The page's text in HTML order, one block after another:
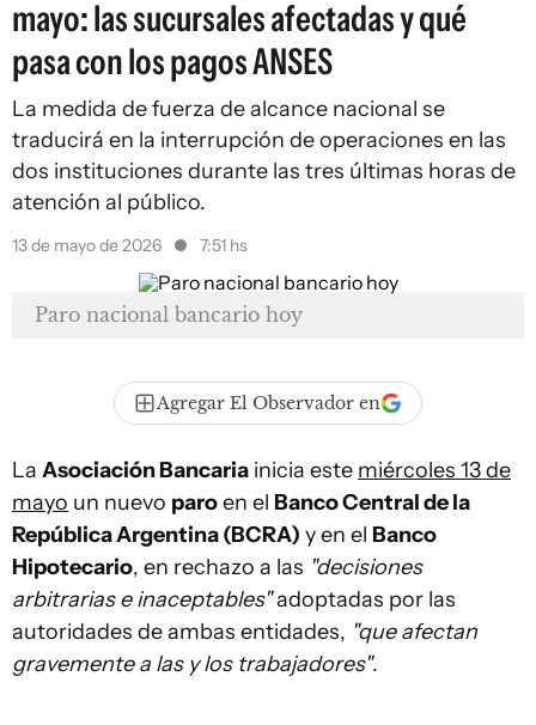
mayo: las sucursales afectadas y qué
pasa con los pagos ANSES
La medida de fuerza de alcance nacional se
traducirá en la interrupción de operaciones en las
dos instituciones durante las tres últimas horas de
atención al público.
13 de mayo de 2026 7:51 hs
Paro nacional bancario hoy
Agregar El Observador en
La Asociación Bancaria inicia este miércoles 13 de
mayo un nuevo paroen el Banco Central de la
República Argentina (BCRA) y en el Banco
Hipotecario, en rechazo a las "decisiones
arbitrarias e inaceptables"adoptadas por las
autoridades de ambas entidades, "que afectan
gravemente a las y los trabajadores".